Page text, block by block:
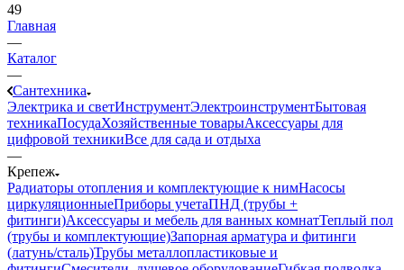
49
Главная
—
Каталог
—
Сантехника
Электрика и светИнструментЭлектроинструментБытовая
техникаПосудаХозяйственные товарыАксессуары для
цифровой техникиВсе для сада и отдыха
—
Крепеж
Радиаторы отопления и комплектующие к нимНасосы
циркуляционныеПриборы учетаПНД (трубы +
фитинги)Аксессуары и мебель для ванных комнатТеплый пол
(трубы и комплектующие)Запорная арматура и фитинги
(латунь/сталь)Трубы металлопластиковые и